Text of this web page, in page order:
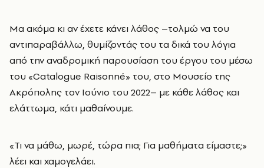
Μα ακόμα κι αν έχετε κάνει λάθος –τολμώ να του
αντιπαραβάλλω, θυμίζοντάς του τα δικά του λόγια
από την αναδρομική παρουσίαση του έργου του μέσω
του «Catalogue Raisonné» του, στο Μουσείο της
Ακρόπολης τον Ιούνιο του 2022– με κάθε λάθος και
ελάττωμα, κάτι μαθαίνουμε.
«Τι να μάθω, μωρέ, τώρα πια; Για μαθήματα είμαστε;»
λέει και χαμογελάει.